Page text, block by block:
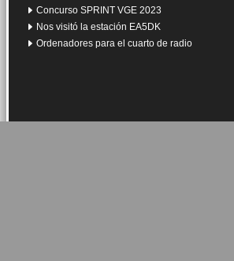
Concurso SPRINT VGE 2023
Nos visitó la estación EA5DK
Ordenadores para el cuarto de radio